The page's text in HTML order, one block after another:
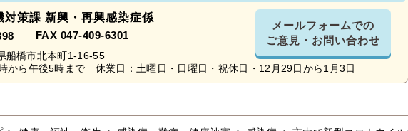
対策課 新興・再興感染症係
FAX 047-409-6301
メールフォームでの
ご意見・お問い合わせ
船橋市北本町1-16-55
から午後5時まで 休業日：土曜日・日曜日・祝休日・12月29日から1月3日